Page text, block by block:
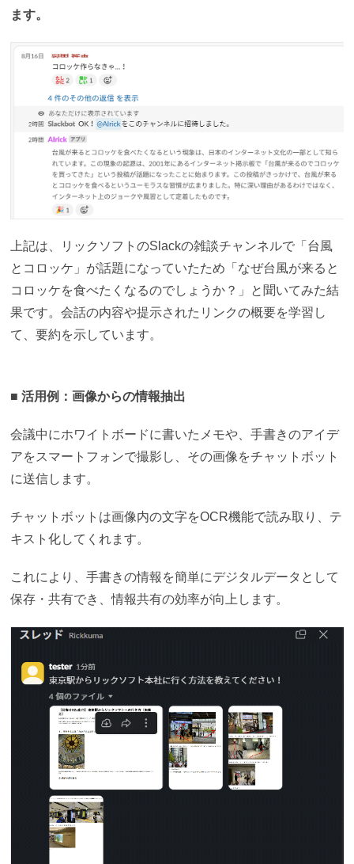
ます。
上記は、リックソフトのSlackの雑談チャンネルで「台風
とコロッケ」が話題になっていたため「 なぜ台風が来ると
コロッケを食べたくなるのでしょうか？ 」と聞いてみた結
果です。会話の内容や提示されたリンクの概要を学習し
て、要約を示しています。
■ 活用例：画像からの情報抽出
会議中にホワイトボードに書いたメモや、手書きのアイデ
アをスマートフォンで撮影し、その画像をチャットボット
に送信します。
チャットボットは画像内の文字をOCR機能で読み取り、テ
キスト化してくれます。
これにより、手書きの情報を簡単にデジタルデータとして
保存・共有でき、情報共有の効率が向上します。